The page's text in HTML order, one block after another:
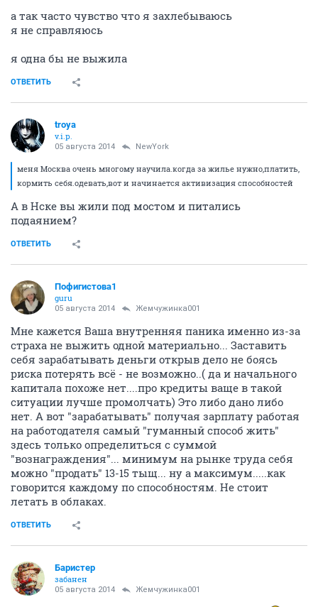
а так часто чувство что я захлебываюсь
я не справляюсь
я одна бы не выжила
ОТВЕТИТЬ
troya
v.i.p.
05 августа 2014 NewYоrk
меня Москва очень многому научила.когда за жилье нужно,платить,
кормить себя.одевать,вот и начинается активизация способностей
А в Нске вы жили под мостом и питались
подаянием?
ОТВЕТИТЬ
Пофигистова1
guru
05 августа 2014 Жемчужинка001
Мне кажется Ваша внутренняя паника именно из-за
страха не выжить одной материально... Заставить
себя зарабатывать деньги открыв дело не боясь
риска потерять всё - не возможно..( да и начального
капитала похоже нет....про кредиты ваще в такой
ситуации лучше промолчать) Это либо дано либо
нет. А вот "зарабатывать" получая зарплату работая
на работодателя самый "гуманный способ жить"
здесь только определиться с суммой
"вознаграждения"... минимум на рынке труда себя
можно "продать" 13-15 тыщ... ну а максимум.....как
говорится каждому по способностям. Не стоит
летать в облаках.
ОТВЕТИТЬ
Баристер
забанен
05 августа 2014 Жемчужинка001